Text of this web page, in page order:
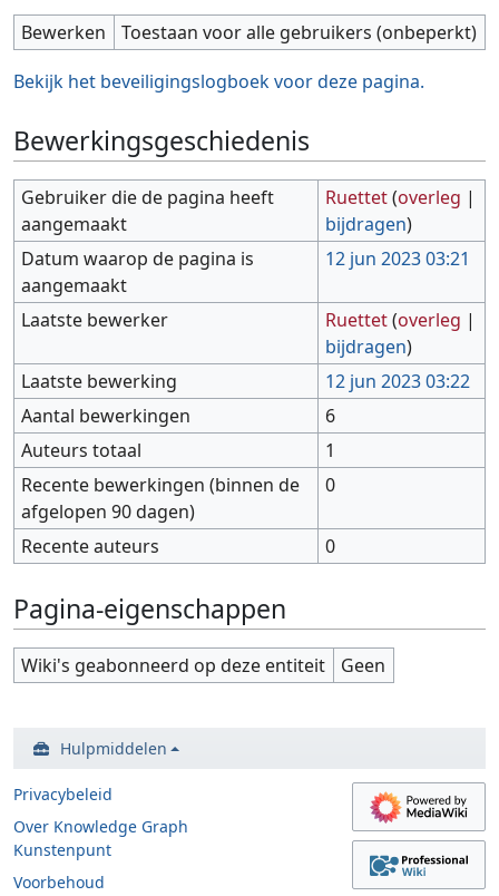
Bewerken
Toestaan voor alle gebruikers (onbeperkt)
Bekijk het beveiligingslogboek voor deze pagina.
Bewerkingsgeschiedenis
Gebruiker die de pagina heeft
aangemaakt
Ruettet(overleg |
bijdragen)
Datum waarop de pagina is
aangemaakt
12 jun 2023 03:21
Laatste bewerker Ruettet(overleg |
bijdragen)
Laatste bewerking
12 jun 2023 03:22
Aantal bewerkingen
6
Auteurs totaal
1
Recente bewerkingen (binnen de
afgelopen 90 dagen)
0
Recente auteurs 0
Pagina-eigenschappen
Wiki's geabonneerd op deze entiteit Geen
Hulpmiddelen
Privacybeleid
Over Knowledge Graph
Kunstenpunt
Voorbehoud